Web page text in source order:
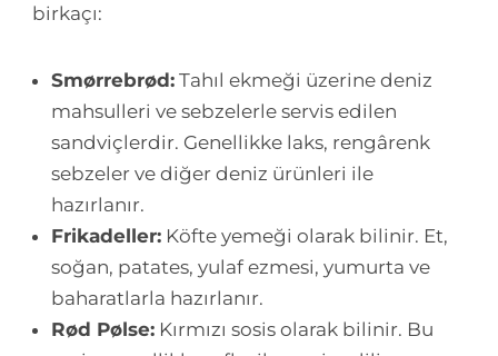
birkaçı:
Smørrebrød: Tahıl ekmeği üzerine deniz
mahsulleri ve sebzelerle servis edilen
sandviçlerdir. Genellikke laks, rengârenk
sebzeler ve diğer deniz ürünleri ile
hazırlanır.
Frikadeller: Köfte yemeği olarak bilinir. Et,
soğan, patates, yulaf ezmesi, yumurta ve
baharatlarla hazırlanır.
Rød Pølse: Kırmızı sosis olarak bilinir. Bu